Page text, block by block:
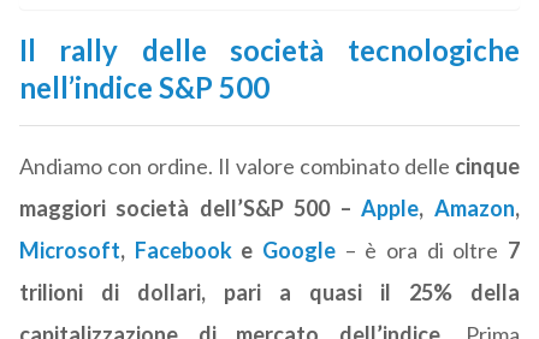
Il rally delle società tecnologiche
nell’indice S&P 500
Andiamo con ordine. Il valore combinato delle cinque
maggiori società dell’S&P 500 –Apple, Amazon,
Microsoft, Facebooke Google – è ora di oltre 7
trilioni di dollari, pari a quasi il 25% della